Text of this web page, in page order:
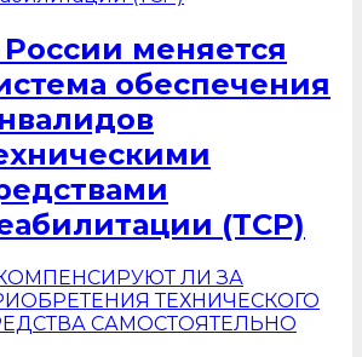
меняется
обеспечения
(ТСР)